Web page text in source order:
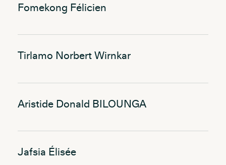
Fomekong Félicien
Tirlamo Norbert Wirnkar
Aristide Donald BILOUNGA
Jafsia Élisée